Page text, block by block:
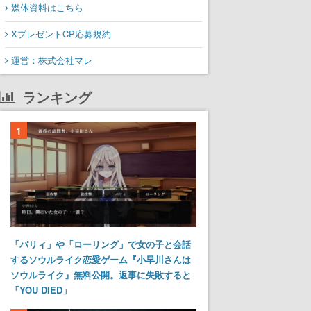
媒体資料はこちら
XプレゼントCP応募規約
運営：株式会社マレ
ランキング
1
「パリィ」や「ローリング」で女の子と会話
するソウルライク恋愛ゲーム『小早川さんは
ソウルライク』無料公開。返事に失敗すると
「YOU DIED」